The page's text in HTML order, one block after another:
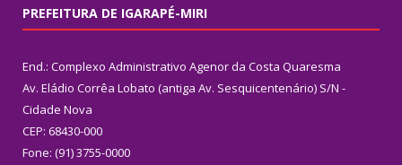
PREFEITURA DE IGARAPÉ-MIRI
End.: Complexo Administrativo Agenor da Costa Quaresma
Av. Eládio Corrêa Lobato (antiga Av. Sesquicentenário) S/N -
Cidade Nova
CEP: 68430-000
Fone: (91) 3755-0000